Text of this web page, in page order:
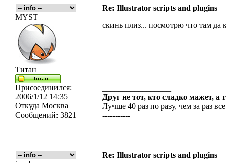
Re: Illustrator scripts and plugins
MYST
Титан
Присоединился:
2006/1/12 14:35
Откуда Москва
Сообщений: 3821
скинь плиз... посмотрю что там да
Друг не тот, кто сладко мажет, а
Лучше 40 раз по разу, чем за раз
-----------
Re: Illustrator scripts and plugins